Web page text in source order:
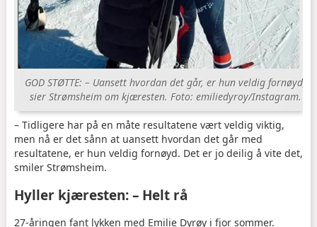
GOD STØTTE: – Uansett hvordan det går, er hun veldig fornøyd,
sier Strømsheim om kjæresten. Foto: emiliedyroy/Instagram.
– Tidligere har på en måte resultatene vært veldig viktig,
men nå er det sånn at uansett hvordan det går med
resultatene, er hun veldig fornøyd. Det er jo deilig å vite det,
smiler Strømsheim.
Hyller kjæresten: – Helt rå
27-åringen fant lykken med Emilie Dyrøy i fjor sommer.